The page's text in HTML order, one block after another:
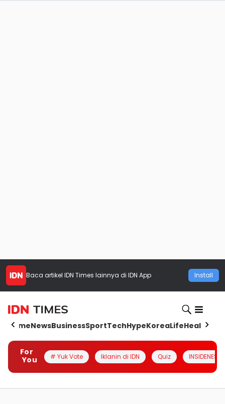
Baca artikel IDN Times lainnya di IDN App Install
HomeNewsBusinessSportTechHypeKoreaLifeHealth
For
You
# Yuk Vote Iklanin di IDN Quiz INSIDENESIA